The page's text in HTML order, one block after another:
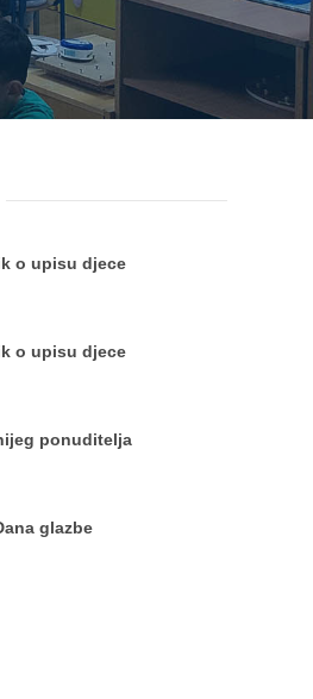
o upisu djece
o upisu djece
ponuditelja
glazbe